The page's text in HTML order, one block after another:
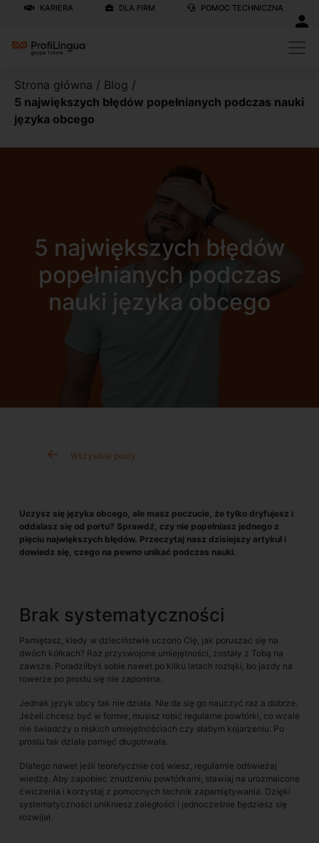
KARIERA DLA FIRM POMOC TECHNICZNA
Strona główna / Blog /
5 największych błędów popełnianych podczas nauki
języka obcego
5 największych błędów
popełnianych podczas
nauki języka obcego
Wszystkie posty
Uczysz się języka obcego, ale masz poczucie, że tylko dryfujesz i
oddalasz się od portu? Sprawdź, czy nie popełniasz jednego z
pięciu największych błędów. Przeczytaj nasz dzisiejszy artykuł i
dowiedz się, czego na pewno unikać podczas nauki.
Brak systematyczności
Pamiętasz, kiedy w dzieciństwie uczono Cię, jak poruszać się na
dwóch kółkach? Raz przyswojone umiejętności, zostały z Tobą na
zawsze. Poradziłbyś sobie nawet po kilku latach rozłąki, bo jazdy na
rowerze po prostu się nie zapomina.
Jednak język obcy tak nie działa. Nie da się go nauczyć raz a dobrze.
Jeżeli chcesz być w formie, musisz robić regularne powtórki, co wcale
nie świadczy o niskich umiejętnościach czy słabym kojarzeniu. Po
prostu tak działa pamięć długotrwała.
Dlatego nawet jeśli teoretycznie coś wiesz, regularnie odświeżaj
wiedzę. Aby zapobiec znudzeniu powtórkami, stawiaj na urozmaicone
ćwiczenia i korzystaj z pomocnych technik zapamiętywania. Dzięki
systematyczności unikniesz zaległości i jednocześnie będziesz się
rozwijał.